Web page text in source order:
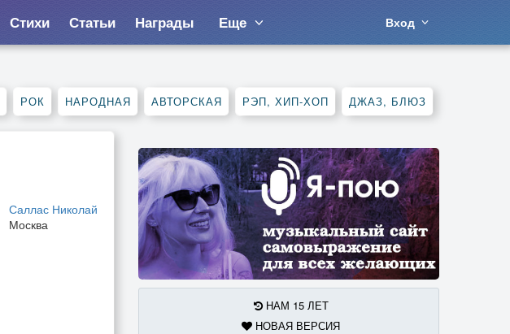
Стихи Статьи Награды Еще Вход
РОК НАРОДНАЯ АВТОРСКАЯ РЭП, ХИП-ХОП ДЖАЗ, БЛЮЗ
Саллас Николай
Москва
НАМ 15 ЛЕТ
НОВАЯ ВЕРСИЯ